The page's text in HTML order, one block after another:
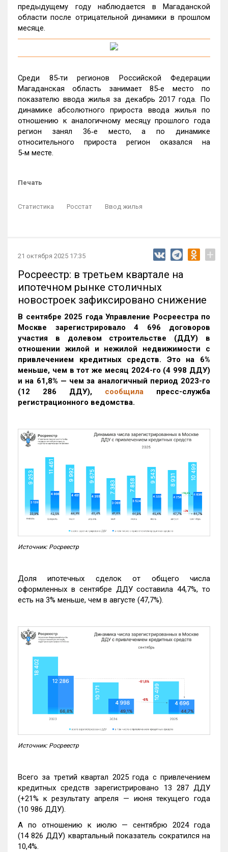
предыдущему году наблюдается в Магаданской
области после отрицательной динамики в прошлом
месяце.
Среди 85‑ти регионов Российской Федерации
Магаданская область занимает 85‑е место по
показателю ввода жилья за декабрь 2017 года. По
динамике абсолютного прироста ввода жилья по
отношению к аналогичному месяцу прошлого года
регион занял 36‑е место, а по динамике
относительного прироста регион оказался на
5‑м месте.
Печать
Статистика Росстат Ввод жилья
21 октября 2025 17:35 +
Росреестр: в третьем квартале на
ипотечном рынке столичных
новостроек зафиксировано снижение
В сентябре 2025 года Управление Росреестра по
Москве зарегистрировало 4 696 договоров
участия в долевом строительстве (ДДУ) в
отношении жилой и нежилой недвижимости с
привлечением кредитных средств. Это на 6%
меньше, чем в тот же месяц 2024-го (4 998 ДДУ)
и на 61,8% — чем за аналогичный период 2023-го
(12 286 ДДУ), сообщила пресс-служба
регистрационного ведомства.
Источник: Росреестр
Доля ипотечных сделок от общего числа
оформленных в сентябре ДДУ составила 44,7%, то
есть на 3% меньше, чем в августе (47,7%).
Источник: Росреестр
Всего за третий квартал 2025 года с привлечением
кредитных средств зарегистрировано 13 287 ДДУ
(+21% к результату апреля — июня текущего года
(10 986 ДДУ).
А по отношению к июлю — сентябрю 2024 года
(14 826 ДДУ) квартальный показатель сократился на
10,4%.